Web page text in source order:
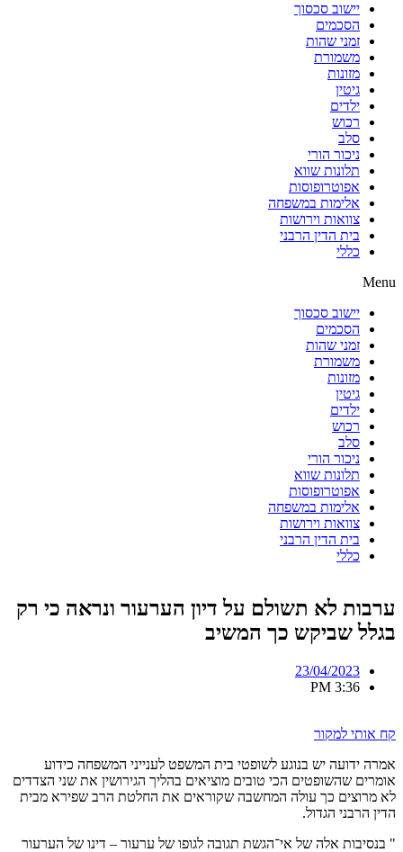
יישוב סכסוך
הסכמים
זמני שהות
משמורת
מזונות
גיטין
ילדים
רכוש
סלב
ניכור הורי
תלונות שווא
אפוטרופוסות
אלימות במשפחה
צוואות וירושות
בית הדין הרבני
כללי
Menu
יישוב סכסוך
הסכמים
זמני שהות
משמורת
מזונות
גיטין
ילדים
רכוש
סלב
ניכור הורי
תלונות שווא
אפוטרופוסות
אלימות במשפחה
צוואות וירושות
בית הדין הרבני
כללי
ערבות לא תשולם על דיון הערעור ונראה כי רק
בגלל שביקש כך המשיב
23/04/2023
3:36 PM
קח אותי למקור
אמרה ידועה יש בנוגע לשופטי בית המשפט לענייני המשפחה כידוע
אומרים שהשופטים הכי טובים מוציאים בהליך הגירושין את שני הצדדים
לא מרוצים כך עולה המחשבה שקוראים את החלטת הרב שפירא מבית
הדין הרבני הגדול.
" בנסיבות אלה של אי־הגשת תגובה לגופו של ערעור – דינו של הערעור